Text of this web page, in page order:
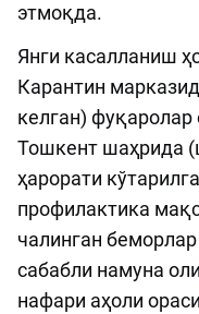
этмоқда.
Янги касалланиш
Карантин
келган)
Тошкент шаҳрида
ҳарорати
профилактика
чалинган
сабабли намуна
нафари аҳоли